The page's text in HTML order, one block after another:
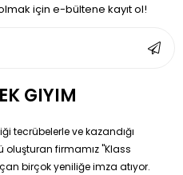
için e-bültene kayıt ol!
GIYIM
tecrübelerle ve kazandığı
oluşturan firmamız ''Klass
birçok yeniliğe imza atıyor.